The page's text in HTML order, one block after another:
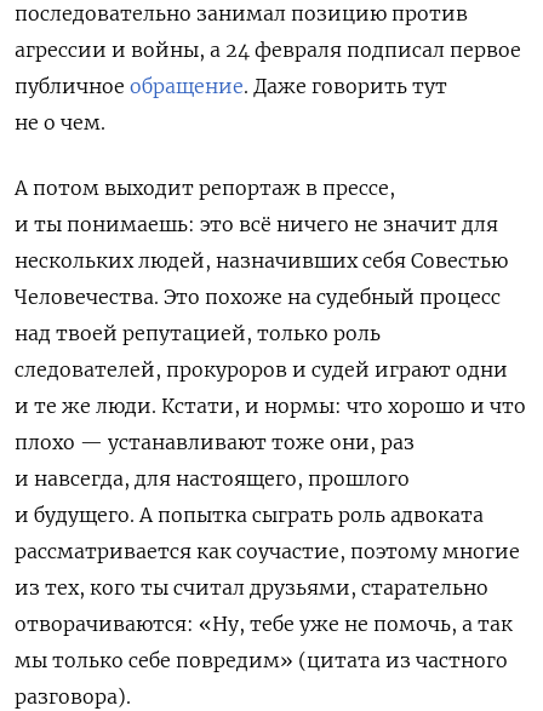
последовательно занимал позицию против
агрессии и войны, а 24 февраля подписал первое
публичное обращение. Даже говорить тут
не о чем.
А потом выходит репортаж в прессе,
и ты понимаешь: это всё ничего не значит для
нескольких людей, назначивших себя Совестью
Человечества. Это похоже на судебный процесс
над твоей репутацией, только роль
следователей, прокуроров и судей играют одни
и те же люди. Кстати, и нормы: что хорошо и что
плохо — устанавливают тоже они, раз
и навсегда, для настоящего, прошлого
и будущего. А попытка сыграть роль адвоката
рассматривается как соучастие, поэтому многие
из тех, кого ты считал друзьями, старательно
отворачиваются: «Ну, тебе уже не помочь, а так
мы только себе повредим» (цитата из частного
разговора).